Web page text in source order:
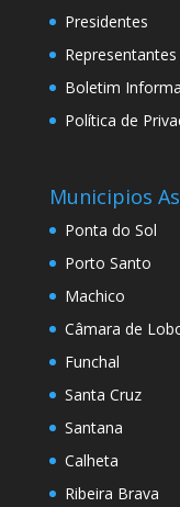
Presidentes
Representantes
Boletim
Política de
Municipios
Ponta do Sol
Porto Santo
Machico
Câmara de
Funchal
Santa Cruz
Santana
Calheta
Ribeira Brava